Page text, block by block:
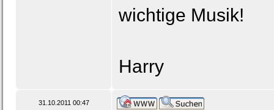
wichtige Musik!
Harry
31.10.2011 00:47